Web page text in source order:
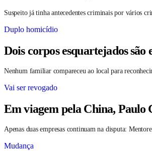
Suspeito já tinha antecedentes criminais por vários
Duplo homicídio
Dois corpos esquartejados
Nenhum familiar compareceu ao local para
Vai ser revogado
Em viagem pela China, Paulo
Apenas duas empresas continuam na disputa:
Mudança